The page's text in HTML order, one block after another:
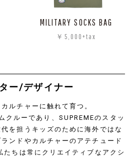
MILITARY SOCKS BAG
￥5,000+tax
ー/デザイナー
ルチャーに触れて育つ。
ルーであり、SUPREMEのスタッ
を担うキッズのために海外ではな
ンドやカルチャーのアテチュード
たちは常にクリエイティブなアクシ